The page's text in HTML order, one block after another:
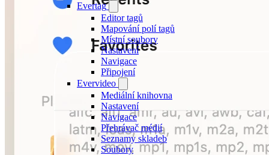
Evertag
Editor tagů
Mapování polí tagů
Místní soubory
Nastavení
Navigace
Připojení
Evervideo
Mediální knihovna
Nastavení
Navigace
Přehrávač médií
Seznamy skladeb
Soubory